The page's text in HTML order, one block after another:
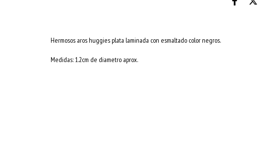
Hermosos aros huggies plata laminada con esmaltado color negros.
Medidas: 1.2cm de diametro aprox.